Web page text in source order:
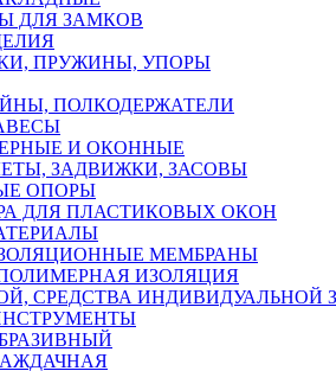
ДЛЯ ЗАМКОВ
ПРУЖИНЫ, УПОРЫ
ПОЛКОДЕРЖАТЕЛИ
И ОКОННЫЕ
ЗАДВИЖКИ, ЗАСОВЫ
ОПОРЫ
ДЛЯ ПЛАСТИКОВЫХ ОКОН
МЕМБРАНЫ
ИЗОЛЯЦИЯ
СРЕДСТВА ИНДИВИДУАЛЬНОЙ